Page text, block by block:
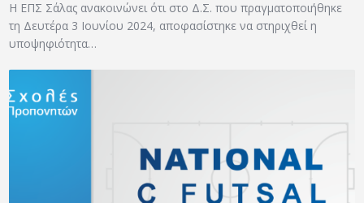
Η ΕΠΣ Σάλας ανακοινώνει ότι στο Δ.Σ. που πραγματοποιήθηκε
τη Δευτέρα 3 Ιουνίου 2024, αποφασίστηκε να στηριχθεί η
υποψηφιότητα…